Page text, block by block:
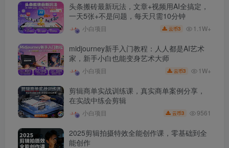
头条搬砖最新玩法，文章+视频用AI全搞定，
一天5张+不是问题，每天只需10分钟
小白项目 云币3 1.1W+
midjourney新手入门教程：人人都是AI艺术
家，新手小白也能变身艺术大师
小白项目 云币3 1W+
剪辑商单实战训练课，真实商单案例分享，
在实战中练会剪辑
小白项目 云币3 9561
2025剪辑拍摄特效全能创作课，零基础到全
能创作